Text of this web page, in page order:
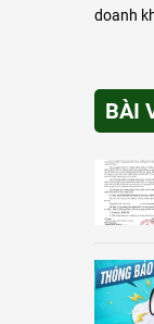
doanh
BÀI